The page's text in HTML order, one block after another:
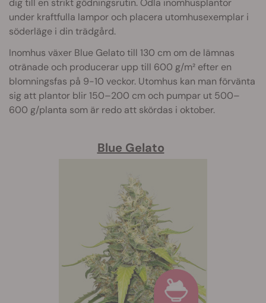
under kraftfulla lampor och placera utomhusexemplar i
söderläge i din trädgård.
Inomhus växer Blue Gelato till 130 cm om de lämnas
otränade och producerar upp till 600 g/m² efter en
blomningsfas på 9-10 veckor. Utomhus kan man förvänta
sig att plantor blir 150–200 cm och pumpar ut 500–
600 g/planta som är redo att skördas i oktober.
Blue Gelato